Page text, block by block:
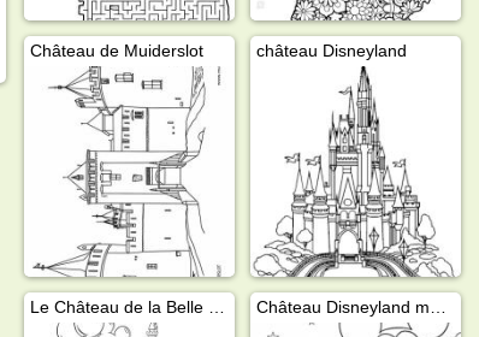
Château de Muiderslot château Disneyland